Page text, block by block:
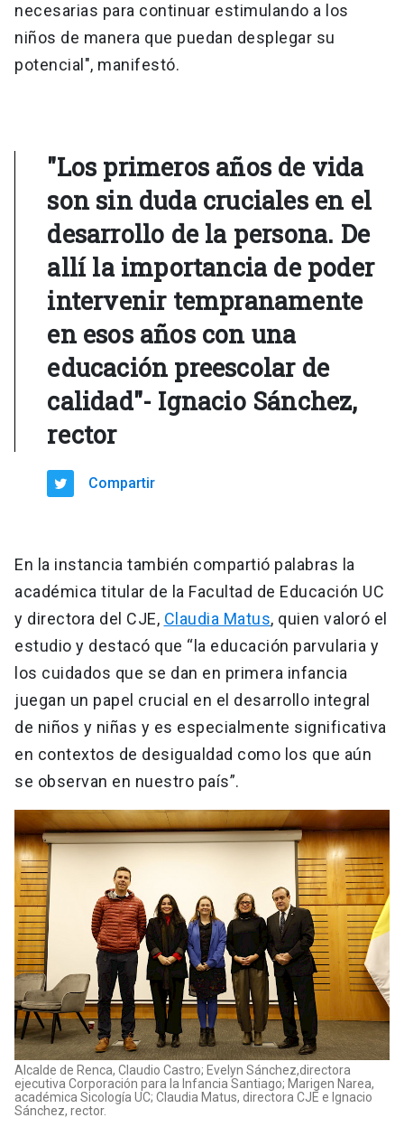
necesarias para continuar estimulando a los
niños de manera que puedan desplegar su
potencial", manifestó.
"Los primeros años de vida
son sin duda cruciales en el
desarrollo de la persona. De
allí la importancia de poder
intervenir tempranamente
en esos años con una
educación preescolar de
calidad"- Ignacio Sánchez,
rector
Compartir
En la instancia también compartió palabras la
académica titular de la Facultad de Educación UC
y directora del CJE, Claudia Matus, quien valoró el
estudio y destacó que “la educación parvularia y
los cuidados que se dan en primera infancia
juegan un papel crucial en el desarrollo integral
de niños y niñas y es especialmente significativa
en contextos de desigualdad como los que aún
se observan en nuestro país”.
Alcalde de Renca, Claudio Castro; Evelyn Sánchez,directora
ejecutiva Corporación para la Infancia Santiago; Marigen Narea,
académica Sicología UC; Claudia Matus, directora CJE e Ignacio
Sánchez, rector.